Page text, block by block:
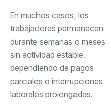
En muchos casos, los
trabajadores permanecen
durante semanas o meses
sin actividad estable,
dependiendo de pagos
parciales o interrupciones
laborales prolongadas.